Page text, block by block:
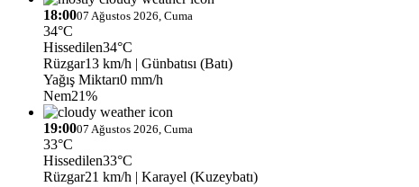
18:0007 Ağustos 2026, Cuma
34°C
Hissedilen34°C
Rüzgar13 km/h | Günbatısı (Batı)
Yağış Miktarı0 mm/h
Nem21%
19:0007 Ağustos 2026, Cuma
33°C
Hissedilen33°C
Rüzgar21 km/h | Karayel (Kuzeybatı)